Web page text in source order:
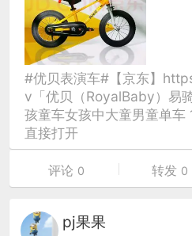
#优贝表演车#【京东】
v「优贝（RoyalBaby）易
孩童车女孩中大童男童单车
直接打开
评论 0 转发 0
pj果果